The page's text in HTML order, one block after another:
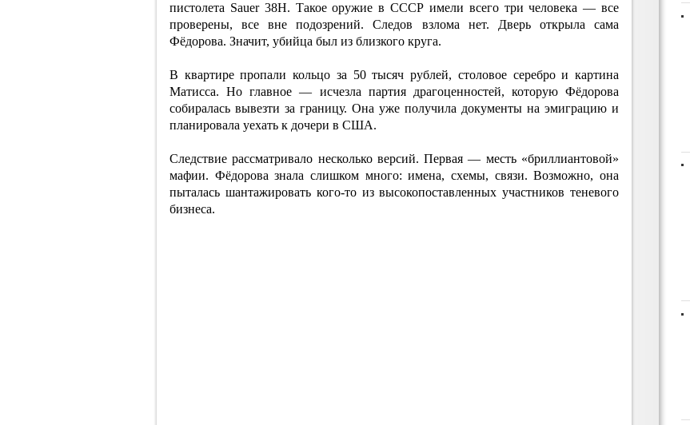
пистолета Sauer 38H. Такое оружие в СССР имели всего три человека — все
проверены, все вне подозрений. Следов взлома нет. Дверь открыла сама
Фёдорова. Значит, убийца был из близкого круга.
В квартире пропали кольцо за 50 тысяч рублей, столовое серебро и картина
Матисса. Но главное — исчезла партия драгоценностей, которую Фёдорова
собиралась вывезти за границу. Она уже получила документы на эмиграцию и
планировала уехать к дочери в США.
Следствие рассматривало несколько версий. Первая — месть «бриллиантовой»
мафии. Фёдорова знала слишком много: имена, схемы, связи. Возможно, она
пыталась шантажировать кого-то из высокопоставленных участников теневого
бизнеса.